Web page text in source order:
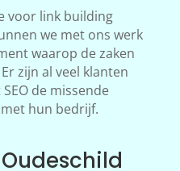
voor link building
we met ons werk
waarop de zaken
zijn al veel klanten
de missende
hun bedrijf.